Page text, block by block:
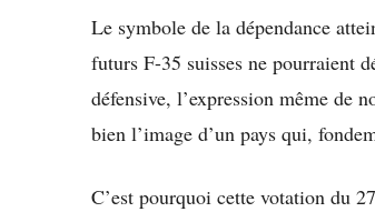
Le symbole de la dépendance
futurs F-35 suisses ne pourraient
défensive, l’expression même de
bien l’image d’un pays qui,
C’est pourquoi cette votation du